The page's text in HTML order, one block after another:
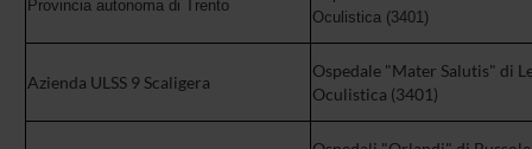
Provincia autonoma di Trento
Oculistica (3401)
Azienda ULSS 9 Scaligera
Ospedale "Mater Salutis" di
Oculistica (3401)